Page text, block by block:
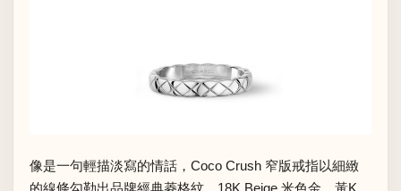
像是一句輕描淡寫的情話，Coco Crush 窄版戒指以細緻
的線條勾勒出品牌經典菱格紋，18K Beige 米色金、黃K